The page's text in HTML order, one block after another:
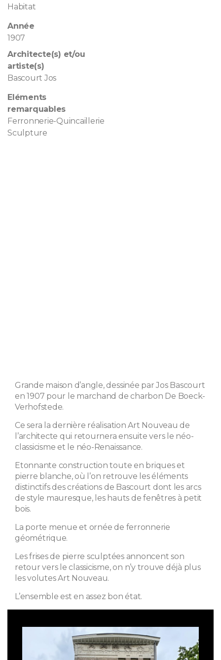
Habitat
Année
1907
Architecte(s) et/ou
artiste(s)
Bascourt Jos
Eléments
remarquables
Ferronnerie-Quincaillerie
Sculpture
Grande maison d’angle, dessinée par Jos Bascourt
en 1907 pour le marchand de charbon De Boeck-
Verhofstede.
Ce sera la dernière réalisation Art Nouveau de
l’architecte qui retournera ensuite vers le néo-
classicisme et le néo-Renaissance.
Etonnante construction toute en briques et
pierre blanche, où l’on retrouve les éléments
distinctifs des créations de Bascourt dont les arcs
de style mauresque, les hauts de fenêtres à petit
bois.
La porte menue et ornée de ferronnerie
géométrique.
Les frises de pierre sculptées annoncent son
retour vers le classicisme, on n’y trouve déjà plus
les volutes Art Nouveau.
L’ensemble est en assez bon état.